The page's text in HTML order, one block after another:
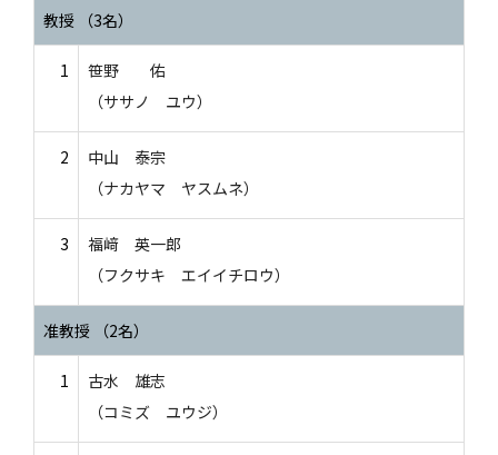
教授 （3名）
1
笹野 佑
（ササノ ユウ）
2
中山 泰宗
（ナカヤマ ヤスムネ）
3
福﨑 英一郎
（フクサキ エイイチロウ）
准教授 （2名）
1
古水 雄志
（コミズ ユウジ）